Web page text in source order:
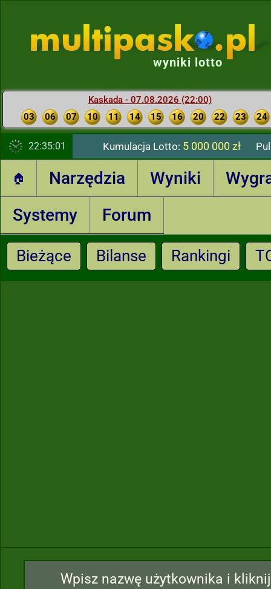
wyniki lotto
Kaskada - 07.08.2026 (22:00)
03
06 07 10 11 14 15 16 20 22 23 24
22:35:01 Kumulacja Lotto: 5 000 000 zł
🏠 Narzędzia Wyniki
Systemy
Forum
Bieżące Bilanse Rankingi
Wpisz nazwę użytkownika i